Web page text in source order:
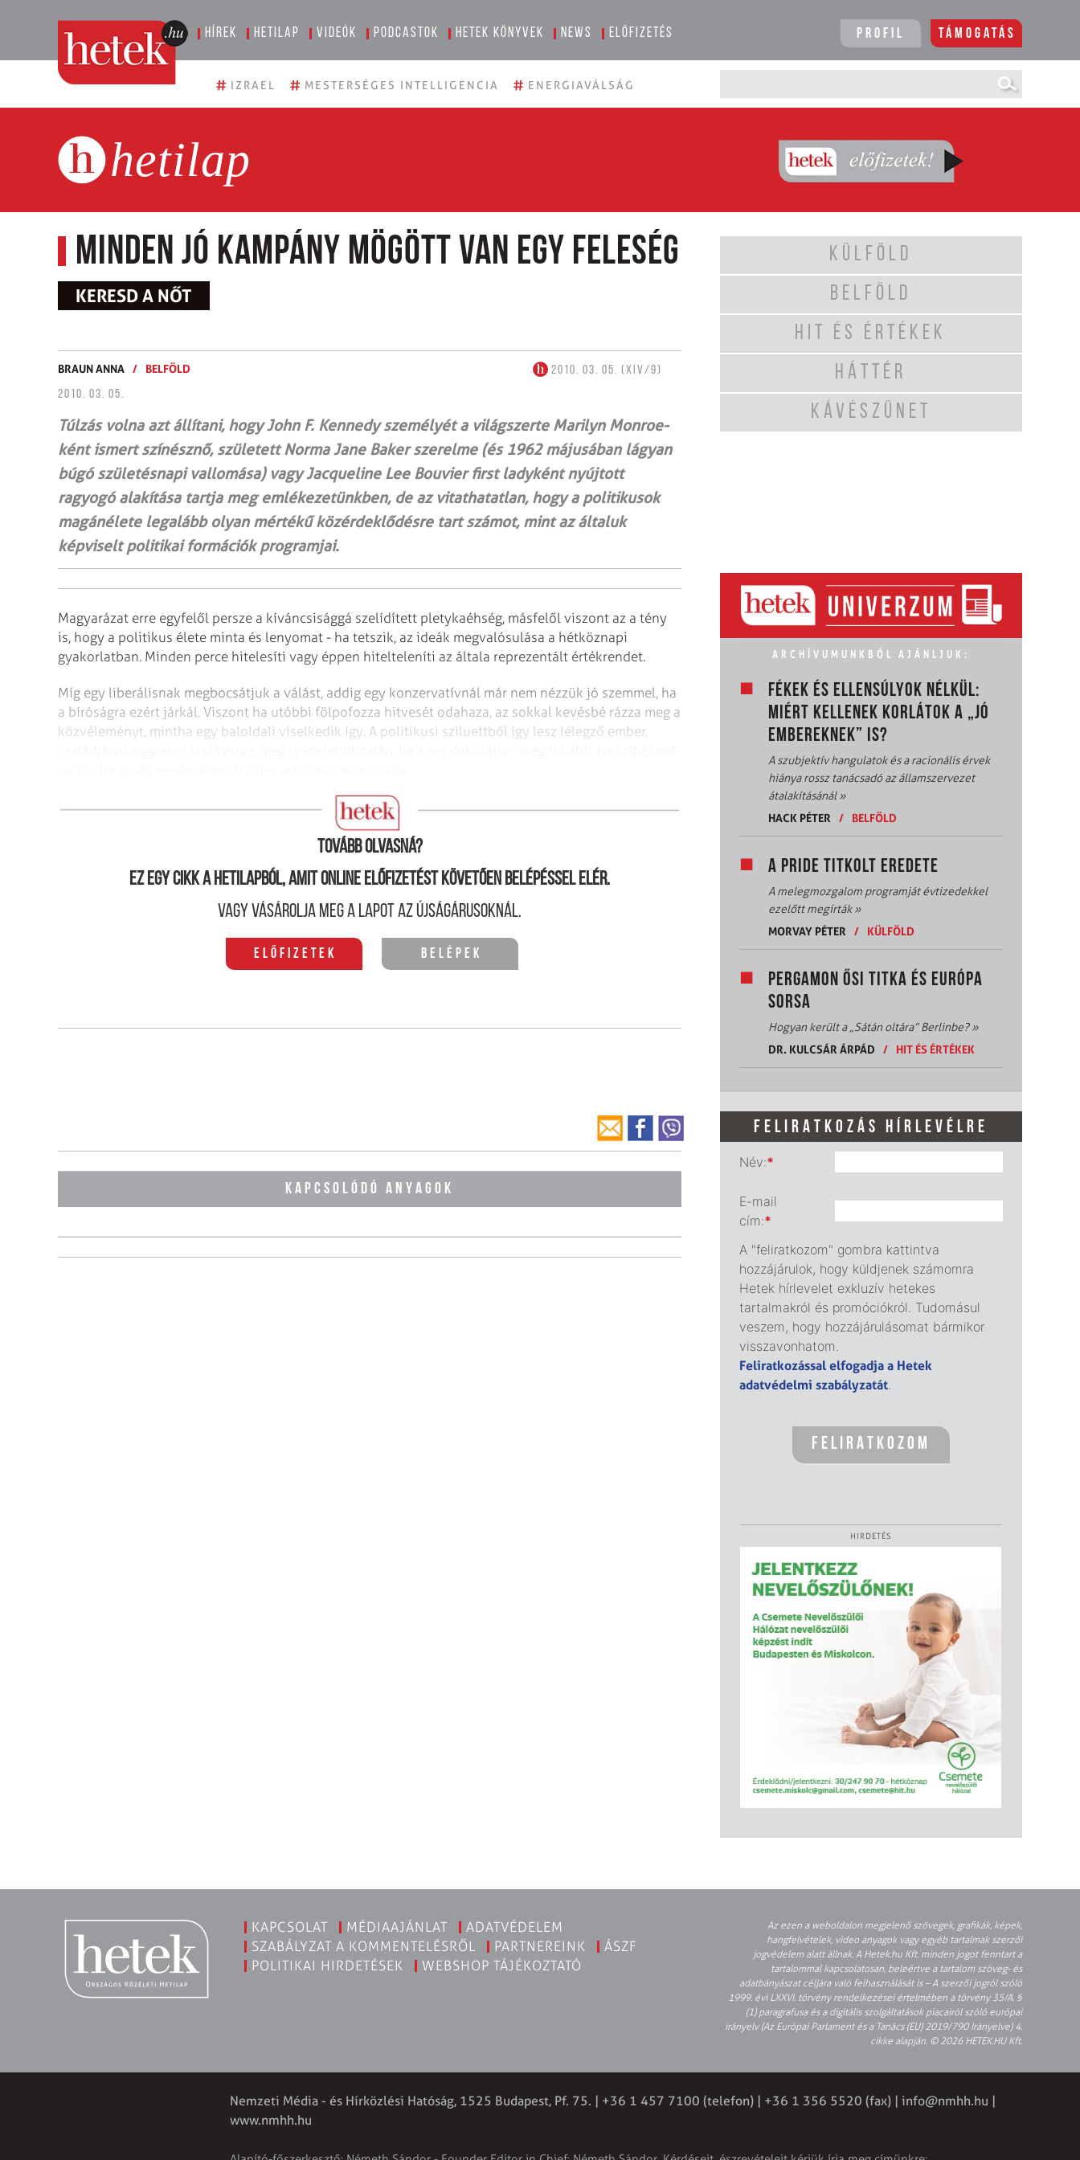
Hírek Hetilap Videók Podcastok Hetek könyvek News Előfizetés Profil Támogatás
# IZRAEL # MESTERSÉGES INTELLIGENCIA # ENERGIAVÁLSÁG
hetilap
Minden jó kampány mögött van egy feleség
KERESD A NŐT
BRAUN ANNA / BELFÖLD
2010. 03. 05. (XIV/9)
2010. 03. 05.
Túlzás volna azt állítani, hogy John F. Kennedy személyét a világszerte Marilyn Monroe-
ként ismert színésznő, született Norma Jane Baker szerelme (és 1962 májusában lágyan
búgó születésnapi vallomása) vagy Jacqueline Lee Bouvier first ladyként nyújtott
ragyogó alakítása tartja meg emlékezetünkben, de az vitathatatlan, hogy a politikusok
magánélete legalább olyan mértékű közérdeklődésre tart számot, mint az általuk
képviselt politikai formációk programjai.
Magyarázat erre egyfelől persze a kíváncsisággá szelídített pletykaéhség, másfelől viszont az a tény
is, hogy a politikus élete minta és lenyomat - ha tetszik, az ideák megvalósulása a hétköznapi
gyakorlatban. Minden perce hitelesíti vagy éppen hitelteleníti az általa reprezentált értékrendet.
Míg egy liberálisnak megbocsátjuk a válást, addig egy konzervatívnál már nem nézzük jó szemmel, ha
a bíróságra ezért járkál. Viszont ha utóbbi fölpofozza hitvesét odahaza, az sokkal kevésbé rázza meg a
közvéleményt, mintha egy baloldali viselkedik így. A politikusi sziluettből így lesz lélegző ember,
Vagy csak a feleség van
Tovább olvasná?
Ez egy cikk a hetilapból, amit online előfizetést követően belépéssel elér.
Vagy vásárolja meg a lapot az újságárusoknál.
Előfizetek Belépek
KAPCSOLÓDÓ ANYAGOK
KÜLFÖLD
BELFÖLD
HIT ÉS ÉRTÉKEK
HÁTTÉR
KÁVÉSZÜNET
ARCHÍVUMUNKBÓL AJÁNLJUK:
FÉKEK ÉS ELLENSÚLYOK NÉLKÜL:
MIÉRT KELLENEK KORLÁTOK A „JÓ
EMBEREKNEK” IS?
A szubjektív hangulatok és a racionális érvek
hiánya rossz tanácsadó az államszervezet
átalakításánál»
HACK PÉTER
/ BELFÖLD
A PRIDE TITKOLT EREDETE
A melegmozgalom programját évtizedekkel
ezelőtt megírták»
MORVAY PÉTER
/ KÜLFÖLD
PERGAMON ŐSI TITKA ÉS EURÓPA
SORSA
Hogyan került a „Sátán oltára” Berlinbe?»
DR. KULCSÁR ÁRPÁD
/ HIT ÉS ÉRTÉKEK
FELIRATKOZÁS HÍRLEVÉLRE
Név:*
E-mail
cím:*
A "feliratkozom" gombra kattintva
hozzájárulok, hogy küldjenek számomra
Hetek hírlevelet exkluzív hetekes
tartalmakról és promóciókról. Tudomásul
veszem, hogy hozzájárulásomat bármikor
visszavonhatom.
Feliratkozással elfogadja a Hetek
adatvédelmi szabályzatát.
HIRDETÉS
KAPCSOLAT MÉDIAAJÁNLAT
ADATVÉDELEM
SZABÁLYZAT A KOMMENTELÉSRŐL
PARTNEREINK
ÁSZF
POLITIKAI HIRDETÉSEK
WEBSHOP TÁJÉKOZTATÓ
Az ezen a weboldalon megjelenő szövegek, grafikák, képek,
hangfelvételek, video anyagok vagy egyéb tartalmak szerzői
jogvédelem alatt állnak. A Hetek.hu Kft. minden jogot fenntart a
tartalommal kapcsolatosan, beleértve a tartalom szöveg- és
adatbányászat céljára való felhasználását is – A szerzői jogról szóló
1999. évi LXXVI. törvény rendelkezései értelmében a törvény 35/A. §
(1) paragrafusa és a digitális szolgáltatások piacairól szóló európai
irányelv (Az Európai Parlament és a Tanács (EU) 2019/790 Irányelve) 4.
cikke alapján. © 2026 HETEK.HU Kft.
Nemzeti Média - és Hírközlési Hatóság, 1525 Budapest, Pf. 75. | +36 1 457 7100 (telefon) | +36 1 356 5520 (fax) | info@nmhh.hu
www.nmhh.hu